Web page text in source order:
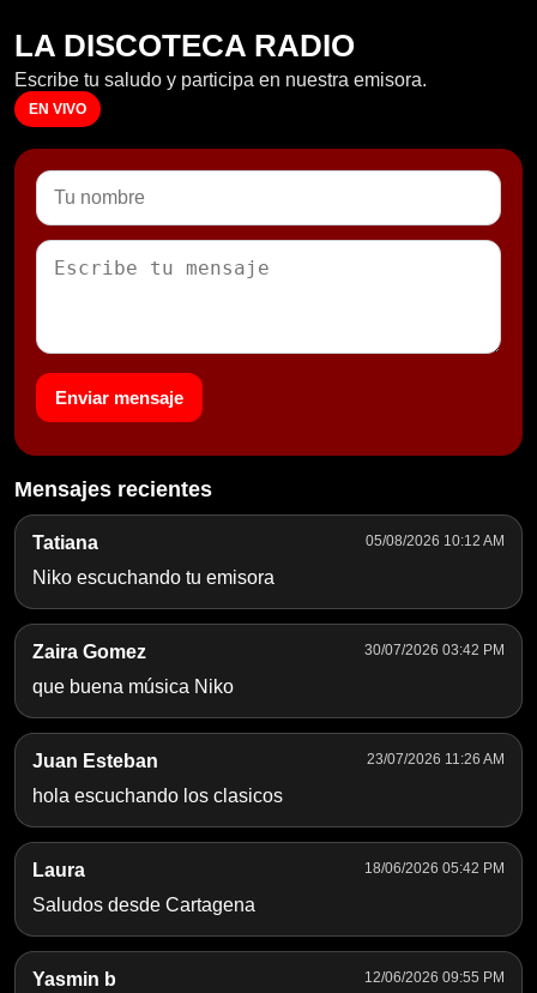
LA DISCOTECA RADIO
Escribe tu saludo y participa en nuestra emisora.
EN VIVO
Enviar mensaje
Mensajes recientes
Tatiana 05/08/2026 10:12 AM
Niko escuchando tu emisora
Zaira Gomez 30/07/2026 03:42 PM
que buena música Niko
Juan Esteban 23/07/2026 11:26 AM
hola escuchando los clasicos
Laura 18/06/2026 05:42 PM
Saludos desde Cartagena
Yasmin b 12/06/2026 09:55 PM